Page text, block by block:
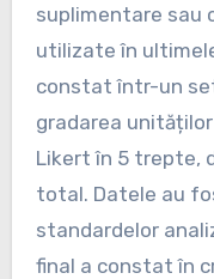
suplimentare sau
utilizate în
constat într-un
gradarea
Likert în 5 trepte,
total. Datele au
standardelor
final a constat în